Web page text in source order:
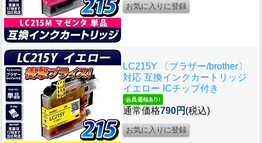
LC215Y 〔ブラザー/brother〕
対応 互換インクカートリッジ
イエロー ICチップ付き
通常価格790円 (税込)